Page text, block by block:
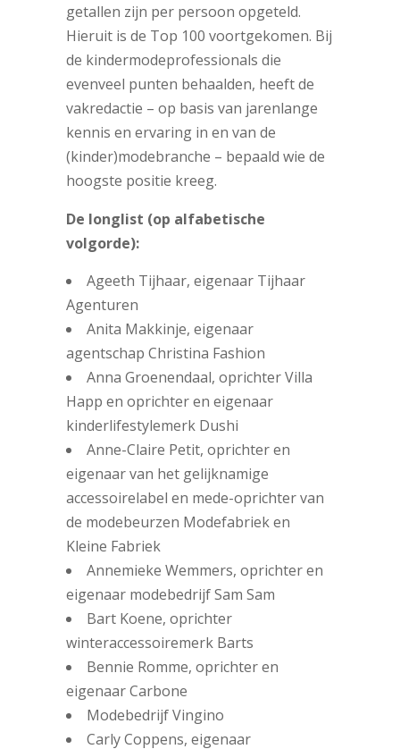
getallen zijn per persoon opgeteld.
Hieruit is de Top 100 voortgekomen. Bij
de kindermodeprofessionals die
evenveel punten behaalden, heeft de
vakredactie – op basis van jarenlange
kennis en ervaring in en van de
(kinder)modebranche – bepaald wie de
hoogste positie kreeg.
De longlist (op alfabetische
volgorde):
Ageeth Tijhaar, eigenaar Tijhaar
Agenturen
Anita Makkinje, eigenaar
agentschap Christina Fashion
Anna Groenendaal, oprichter Villa
Happ en oprichter en eigenaar
kinderlifestylemerk Dushi
Anne-Claire Petit, oprichter en
eigenaar van het gelijknamige
accessoirelabel en mede-oprichter van
de modebeurzen Modefabriek en
Kleine Fabriek
Annemieke Wemmers, oprichter en
eigenaar modebedrijf Sam Sam
Bart Koene, oprichter
winteraccessoiremerk Barts
Bennie Romme, oprichter en
eigenaar Carbone
Modebedrijf Vingino
Carly Coppens, eigenaar